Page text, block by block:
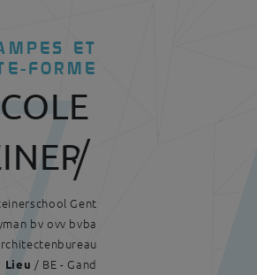
ET
FORME
Gent
bv ovv bvba
Lieu / BE - Gand